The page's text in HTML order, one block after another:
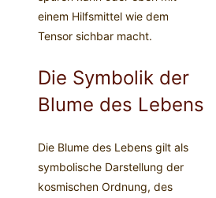
einem Hilfsmittel wie dem
Tensor sichbar macht.
Die Symbolik der
Blume des Lebens
Die Blume des Lebens gilt als
symbolische Darstellung der
kosmischen Ordnung, des